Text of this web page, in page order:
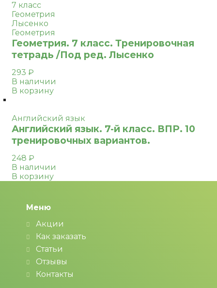
7 класс
Геометрия
Лысенко
Геометрия
Геометрия. 7 класс. Тренировочная
тетрадь /Под ред. Лысенко
293 ₽
В наличии
В корзину
Английский язык
Английский язык. 7-й класс. ВПР. 10
тренировочных вариантов.
248 ₽
В наличии
В корзину
Меню
Акции
Как заказать
Статьи
Отзывы
Контакты